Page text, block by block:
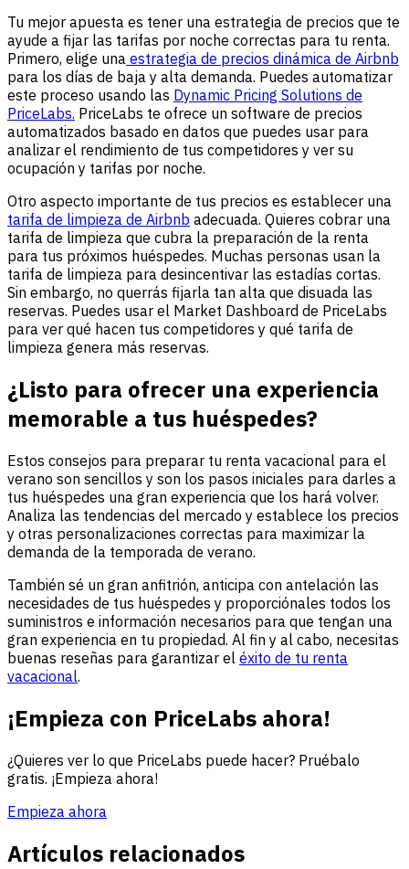
Tu mejor apuesta es tener una estrategia de precios que te
ayude a fijar las tarifas por noche correctas para tu renta.
Primero, elige una estrategia de precios dinámica de Airbnb
para los días de baja y alta demanda. Puedes automatizar
este proceso usando las Dynamic Pricing Solutions de
PriceLabs. PriceLabs te ofrece un software de precios
automatizados basado en datos que puedes usar para
analizar el rendimiento de tus competidores y ver su
ocupación y tarifas por noche.
Otro aspecto importante de tus precios es establecer una
tarifa de limpieza de Airbnb adecuada. Quieres cobrar una
tarifa de limpieza que cubra la preparación de la renta
para tus próximos huéspedes. Muchas personas usan la
tarifa de limpieza para desincentivar las estadías cortas.
Sin embargo, no querrás fijarla tan alta que disuada las
reservas. Puedes usar el Market Dashboard de PriceLabs
para ver qué hacen tus competidores y qué tarifa de
limpieza genera más reservas.
¿Listo para ofrecer una experiencia
memorable a tus huéspedes?
Estos consejos para preparar tu renta vacacional para el
verano son sencillos y son los pasos iniciales para darles a
tus huéspedes una gran experiencia que los hará volver.
Analiza las tendencias del mercado y establece los precios
y otras personalizaciones correctas para maximizar la
demanda de la temporada de verano.
También sé un gran anfitrión, anticipa con antelación las
necesidades de tus huéspedes y proporciónales todos los
suministros e información necesarios para que tengan una
gran experiencia en tu propiedad. Al fin y al cabo, necesitas
buenas reseñas para garantizar el éxito de tu renta
vacacional.
¡Empieza con PriceLabs ahora!
¿Quieres ver lo que PriceLabs puede hacer? Pruébalo
gratis. ¡Empieza ahora!
Empieza ahora
Artículos relacionados